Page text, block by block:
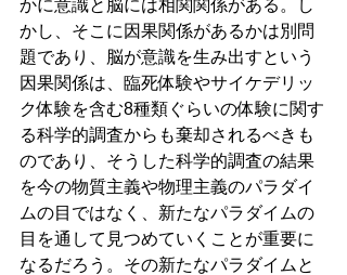
かに意識と脳には相関関係がある。し
かし、そこに因果関係があるかは別問
題であり、脳が意識を生み出すという
因果関係は、臨死体験やサイケデリッ
ク体験を含む8種類ぐらいの体験に関す
る科学的調査からも棄却されるべきも
のであり、そうした科学的調査の結果
を今の物質主義や物理主義のパラダイ
ムの目ではなく、新たなパラダイムの
目を通して見つめていくことが重要に
なるだろう。その新たなパラダイムと